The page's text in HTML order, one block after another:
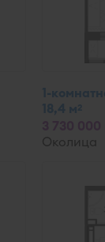
1-
18,4 м2
Околица